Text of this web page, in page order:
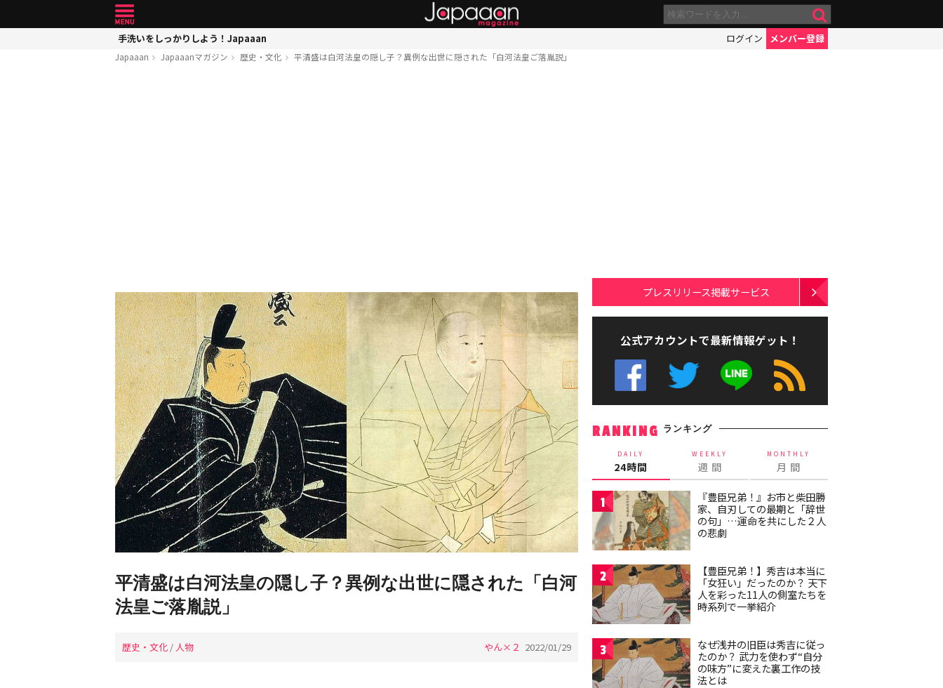
手洗いをしっかりしよう！Japaaan ログイン メンバー登録
Japaaan Japaaanマガジン 歴史・文化 平清盛は白河法皇の隠し子？異例な出世に隠された「白河法皇ご落胤説」
平清盛は白河法皇の隠し子？異例な出世に隠された「白河
法皇ご落胤説」
歴史・文化 / 人物 やん×２ 2022/01/29
プレスリリース掲載サービス
公式アカウントで最新情報ゲット！
RANKING ランキング
DAILY
24時間
WEEKLY
週 間
MONTHLY
月 間
1
『豊臣兄弟！』お市と柴田勝
家、自刃しての最期と「辞世
の句」…運命を共にした２人
の悲劇
2
【豊臣兄弟！】秀吉は本当に
「女狂い」だったのか？ 天下
人を彩った11人の側室たちを
時系列で一挙紹介
3
なぜ浅井の旧臣は秀吉に従っ
たのか？ 武力を使わず“自分
の味方”に変えた裏工作の技
法とは